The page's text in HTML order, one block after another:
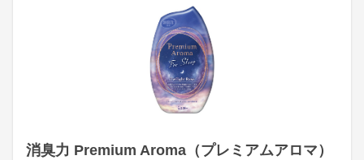
消臭力 Premium Aroma（プレミアムアロマ）